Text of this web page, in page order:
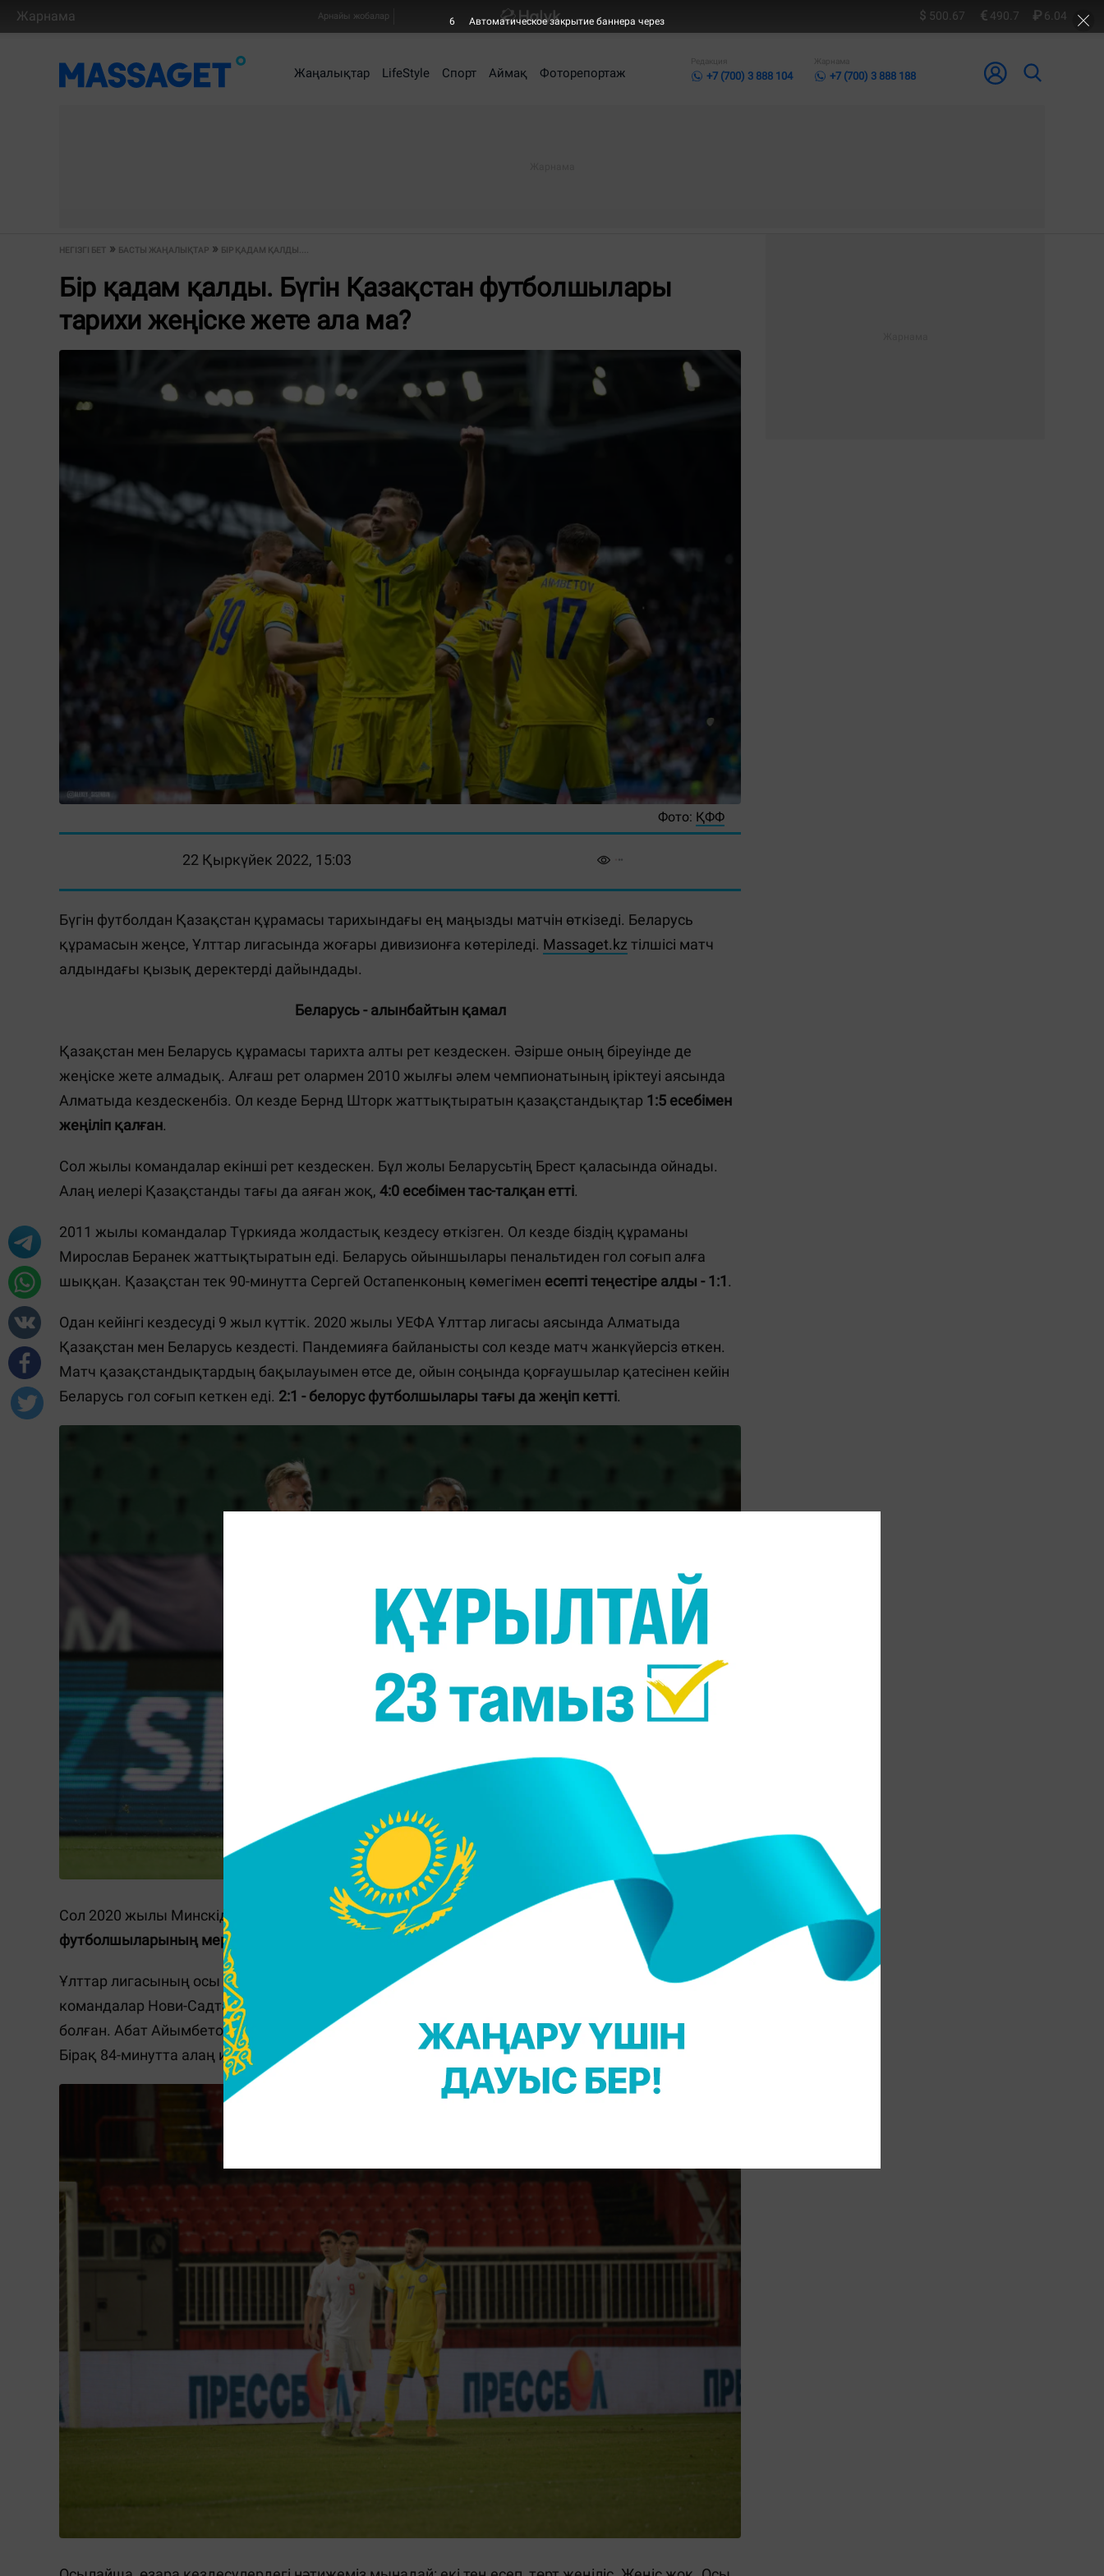
Жарнама Арнайы жобалар 500.67 490.7 6.04
Жаңалықтар LifeStyle Спорт Аймақ Фоторепортаж
Редакция
+7 (700) 3 888 104
Жарнама
+7 (700) 3 888 188
НЕГІЗГІ БЕТ БАСТЫ ЖАҢАЛЫҚТАР БІР ҚАДАМ ҚАЛДЫ....
Бір қадам қалды. Бүгін Қазақстан футболшылары
тарихи жеңіске жете ала ма?
Фото: ҚФФ
22 Қыркүйек 2022, 15:03
Бүгін футболдан Қазақстан құрамасы тарихындағы ең маңызды матчін өткізеді. Беларусь
құрамасын жеңсе, Ұлттар лигасында жоғары дивизионға көтеріледі. Massaget.kzтілшісі матч
алдындағы қызық деректерді дайындады.
Беларусь - алынбайтын қамал
Қазақстан мен Беларусь құрамасы тарихта алты рет кездескен. Әзірше оның біреуінде де
жеңіске жете алмадық. Алғаш рет олармен 2010 жылғы әлем чемпионатының іріктеуі аясында
Алматыда кездескенбіз. Ол кезде Бернд Шторк жаттықтыратын қазақстандықтар 1:5 есебімен
жеңіліп қалған.
Сол жылы командалар екінші рет кездескен. Бұл жолы Беларусьтің Брест қаласында ойнады.
Алаң иелері Қазақстанды тағы да аяған жоқ, 4:0 есебімен тас-талқан етті.
2011 жылы командалар Түркияда жолдастық кездесу өткізген. Ол кезде біздің құраманы
Мирослав Беранек жаттықтыратын еді. Беларусь ойыншылары пенальтиден гол соғып алға
шыққан. Қазақстан тек 90-минутта Сергей Остапенконың көмегімен есепті теңестіре алды - 1:1.
Одан кейінгі кездесуді 9 жыл күттік. 2020 жылы УЕФА Ұлттар лигасы аясында Алматыда
Қазақстан мен Беларусь кездесті. Пандемияға байланысты сол кезде матч жанкүйерсіз өткен.
Матч қазақстандықтардың бақылауымен өтсе де, ойын соңында қорғаушылар қатесінен кейін
Беларусь гол соғып кеткен еді. 2:1 - белорус футболшылары тағы да жеңіп кетті.
Сол 2020 жылы Минскіде командалар қарымта кездесу өткізді. Бұл жолы да
Беларусь
футболшыларының мерейі үстем болды - 2:0
Ұлттар лигасының осы маусымында Қазақстан мен Беларусь тағы да бір топқа түсті. Жазда
командалар Нови-Садта кездесті. Бұл ойында Қазақстан құрамасы алғашқы жеңісіне жақын
болған. Абат Айымбетовтің голынан кейін матч соңына дейін қазақстандықтар алда тұрған еді.
Бірақ 84-минутта алаң иелері
есепті теңестіріп кетті - 1:1.
4 Автоматическое закрытие баннера через